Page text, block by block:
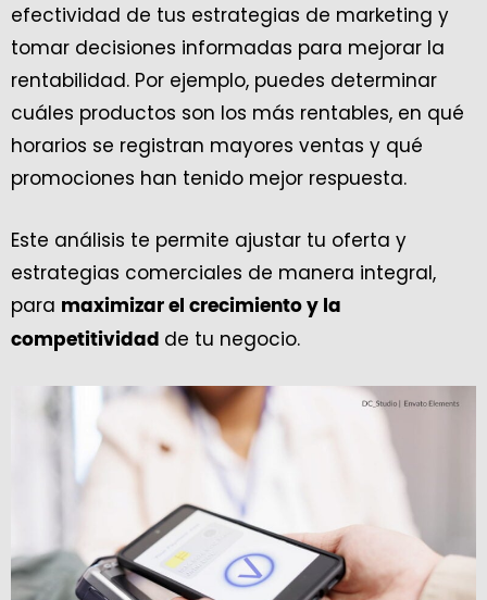
efectividad de tus estrategias de marketing y
tomar decisiones informadas para mejorar la
rentabilidad. Por ejemplo, puedes determinar
cuáles productos son los más rentables, en qué
horarios se registran mayores ventas y qué
promociones han tenido mejor respuesta.
Este análisis te permite ajustar tu oferta y
estrategias comerciales de manera integral,
para maximizar el crecimiento y la
competitividad de tu negocio.